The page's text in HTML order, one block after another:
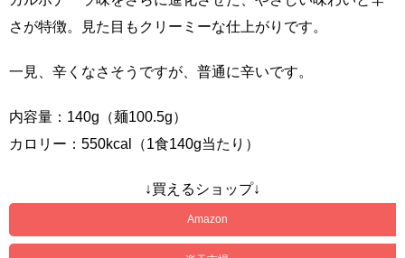
さが特徴。見た目もクリーミーな仕上がりです。
一見、辛くなさそうですが、普通に辛いです。
内容量：140g（麺100.5g）
カロリー：550kcal（1食140g当たり）
↓買えるショップ↓
Amazon